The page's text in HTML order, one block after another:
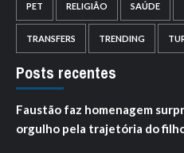
PET RELIGIÃO SAÚDE
TRANSFERS TRENDING
Posts recentes
Faustão faz homenagem
orgulho pela trajetória do